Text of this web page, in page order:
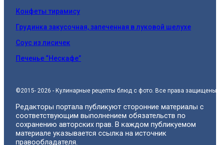
Конфеты тирамису
Грудинка закусочная, запеченная в луковой шелухе
Соус из лисичек
Печенье “Нескафе”
©2015- 2026 - Кулинарные рецепты блюд с фото. Все права защищены.
Редакторы портала публикуют сторонние материалы с
соответствующим выполнением обязательств по
сохранению авторских прав. В каждом публикуемом
материале указывается ссылка на источник
правообладателя.